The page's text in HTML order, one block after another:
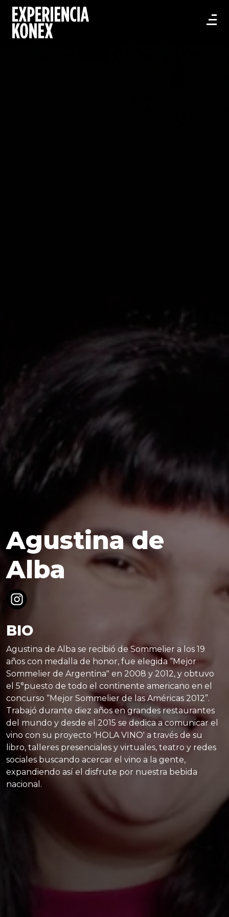
Agustina de
Alba
BIO
Agustina de Alba se recibió de Sommelier a los 19
años con medalla de honor, fue elegida “Mejor
Sommelier de Argentina" en 2008 y 2012, y obtuvo
el 5°puesto de todo el continente americano en el
concurso “Mejor Sommelier de las Américas 2012”.
Trabajó durante diez años en grandes restaurantes
del mundo y desde el 2015 se dedica a comunicar el
vino con su proyecto 'HOLA VINO' a través de su
libro, talleres presenciales y virtuales, teatro y redes
sociales buscando acercar el vino a la gente,
expandiendo así el disfrute por nuestra bebida
nacional.